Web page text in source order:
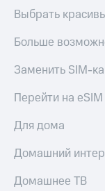
по QR-
за
магазин
Наушники
и
Выбрать
Больше
Заменить SIM-
Перейти на eSIM
Для дома
Домашний
Домашнее ТВ